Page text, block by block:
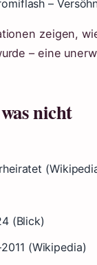
–
zeigen,
– eine
nicht
(Blick)
(Wikipedia)